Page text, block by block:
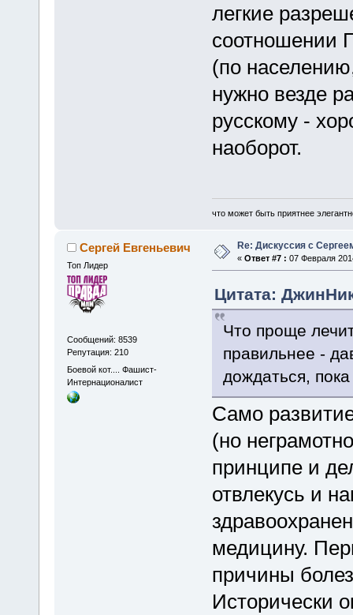
легкие
соотношении
(по
нужно везде
русскому -
наоборот.
что может быть приятнее
Сергей Евгеньевич
Топ Лидер
Сообщений: 8539
Репутация: 210
Боевой кот.... Фашист-
Интернационалист
Re: Дискуссия с
« Ответ #7 : 07 Февраля
Цитата:
Что проще
правильнее -
дождаться,
Само
(но
принципе и
отвлекусь и
медицину.
причины
Исторически